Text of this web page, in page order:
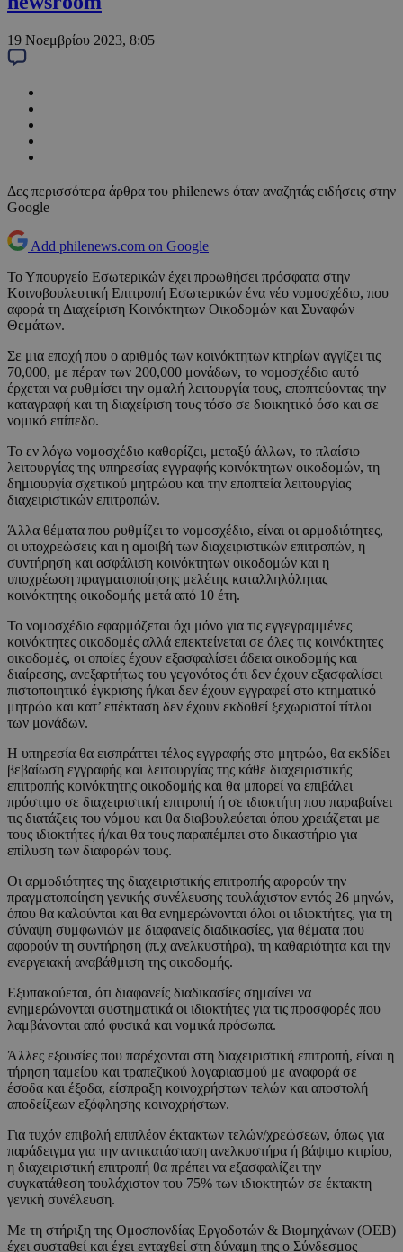
19 Νοεμβρίου 2023, 8:05
Δες περισσότερα άρθρα του philenews όταν αναζητάς ειδήσεις στην
Google
Add philenews.com on Google
To Yπουργείο Εσωτερικών έχει προωθήσει πρόσφατα στην
Κοινοβουλευτική Επιτροπή Εσωτερικών ένα νέο νομοσχέδιο, που
αφορά τη Διαχείριση Κοινόκτητων Οικοδομών και Συναφών
Θεμάτων.
Σε μια εποχή που ο αριθμός των κοινόκτητων κτηρίων αγγίζει τις
70,000, με πέραν των 200,000 μονάδων, το νομοσχέδιο αυτό
έρχεται να ρυθμίσει την ομαλή λειτουργία τους, εποπτεύοντας την
καταγραφή και τη διαχείριση τους τόσο σε διοικητικό όσο και σε
νομικό επίπεδο.
Το εν λόγω νομοσχέδιο καθορίζει, μεταξύ άλλων, το πλαίσιο
λειτουργίας της υπηρεσίας εγγραφής κοινόκτητων οικοδομών, τη
δημιουργία σχετικού μητρώου και την εποπτεία λειτουργίας
διαχειριστικών επιτροπών.
Άλλα θέματα που ρυθμίζει το νομοσχέδιο, είναι οι αρμοδιότητες,
οι υποχρεώσεις και η αμοιβή των διαχειριστικών επιτροπών, η
συντήρηση και ασφάλιση κοινόκτητων οικοδομών και η
υποχρέωση πραγματοποίησης μελέτης καταλληλόλητας
κοινόκτητης οικοδομής μετά από 10 έτη.
Το νομοσχέδιο εφαρμόζεται όχι μόνο για τις εγγεγραμμένες
κοινόκτητες οικοδομές αλλά επεκτείνεται σε όλες τις κοινόκτητες
οικοδομές, οι οποίες έχουν εξασφαλίσει άδεια οικοδομής και
διαίρεσης, ανεξαρτήτως του γεγονότος ότι δεν έχουν εξασφαλίσει
πιστοποιητικό έγκρισης ή/και δεν έχουν εγγραφεί στο κτηματικό
μητρώο και κατ’ επέκταση δεν έχουν εκδοθεί ξεχωριστοί τίτλοι
των μονάδων.
Η υπηρεσία θα εισπράττει τέλος εγγραφής στο μητρώο, θα εκδίδει
βεβαίωση εγγραφής και λειτουργίας της κάθε διαχειριστικής
επιτροπής κοινόκτητης οικοδομής και θα μπορεί να επιβάλει
πρόστιμο σε διαχειριστική επιτροπή ή σε ιδιοκτήτη που παραβαίνει
τις διατάξεις του νόμου και θα διαβουλεύεται όπου χρειάζεται με
τους ιδιοκτήτες ή/και θα τους παραπέμπει στο δικαστήριο για
επίλυση των διαφορών τους.
Οι αρμοδιότητες της διαχειριστικής επιτροπής αφορούν την
πραγματοποίηση γενικής συνέλευσης τουλάχιστον εντός 26 μηνών,
όπου θα καλούνται και θα ενημερώνονται όλοι οι ιδιοκτήτες, για τη
σύναψη συμφωνιών με διαφανείς διαδικασίες, για θέματα που
αφορούν τη συντήρηση (π.χ ανελκυστήρα), τη καθαριότητα και την
ενεργειακή αναβάθμιση της οικοδομής.
Εξυπακούεται, ότι διαφανείς διαδικασίες σημαίνει να
ενημερώνονται συστηματικά οι ιδιοκτήτες για τις προσφορές που
λαμβάνονται από φυσικά και νομικά πρόσωπα.
Άλλες εξουσίες που παρέχονται στη διαχειριστική επιτροπή, είναι η
τήρηση ταμείου και τραπεζικού λογαριασμού με αναφορά σε
έσοδα και έξοδα, είσπραξη κοινοχρήστων τελών και αποστολή
αποδείξεων εξόφλησης κοινοχρήστων.
Για τυχόν επιβολή επιπλέον έκτακτων τελών/χρεώσεων, όπως για
παράδειγμα για την αντικατάσταση ανελκυστήρα ή βάψιμο κτιρίου,
η διαχειριστική επιτροπή θα πρέπει να εξασφαλίζει την
συγκατάθεση τουλάχιστον του 75% των ιδιοκτητών σε έκτακτη
γενική συνέλευση.
Με τη στήριξη της Ομοσπονδίας Εργοδοτών & Βιομηχάνων (ΟΕΒ)
έχει συσταθεί και έχει ενταχθεί στη δύναμη της ο Σύνδεσμος